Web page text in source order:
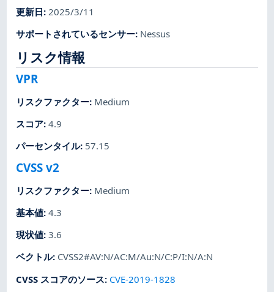
更新日:2025/3/11
サポートされているセンサー: Nessus
リスク情報
VPR
リスクファクター: Medium
スコア:4.9
パーセンタイル: 57.15
CVSS v2
リスクファクター: Medium
基本値:4.3
現状値:3.6
ベクトル: CVSS2#AV:N/AC:M/Au:N/C:P/I:N/A:N
CVSS スコアのソース: CVE-2019-1828